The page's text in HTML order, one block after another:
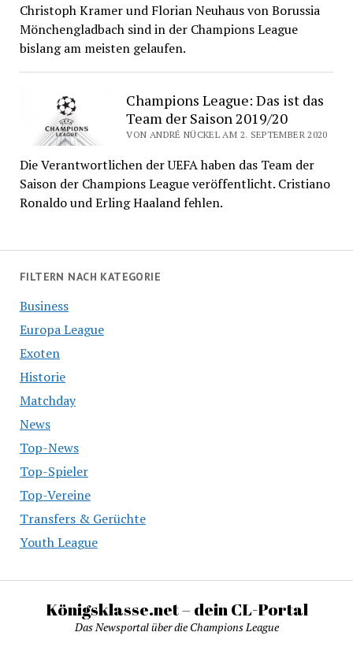
Christoph Kramer und Florian Neuhaus von Borussia
Mönchengladbach sind in der Champions League
bislang am meisten gelaufen.
Champions League: Das ist das
Team der Saison 2019/20
VON ANDRÉ NÜCKEL AM 2. SEPTEMBER 2020
Die Verantwortlichen der UEFA haben das Team der
Saison der Champions League veröffentlicht. Cristiano
Ronaldo und Erling Haaland fehlen.
FILTERN NACH KATEGORIE
Business
Europa League
Exoten
Historie
Matchday
News
Top-News
Top-Spieler
Top-Vereine
Transfers & Gerüchte
Youth League
Königsklasse.net – dein CL-Portal
Das Newsportal über die Champions League